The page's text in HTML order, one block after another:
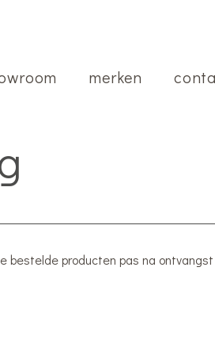
merken
bestelde producten pas na